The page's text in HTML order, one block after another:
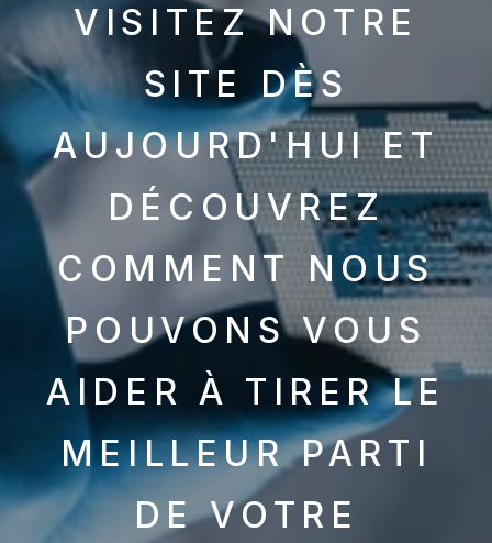
VISITEZ NOTRE
SITE DÈS
AUJOURD'HUI ET
DÉCOUVREZ
COMMENT NOUS
POUVONS VOUS
AIDER À TIRER LE
MEILLEUR PARTI
DE VOTRE